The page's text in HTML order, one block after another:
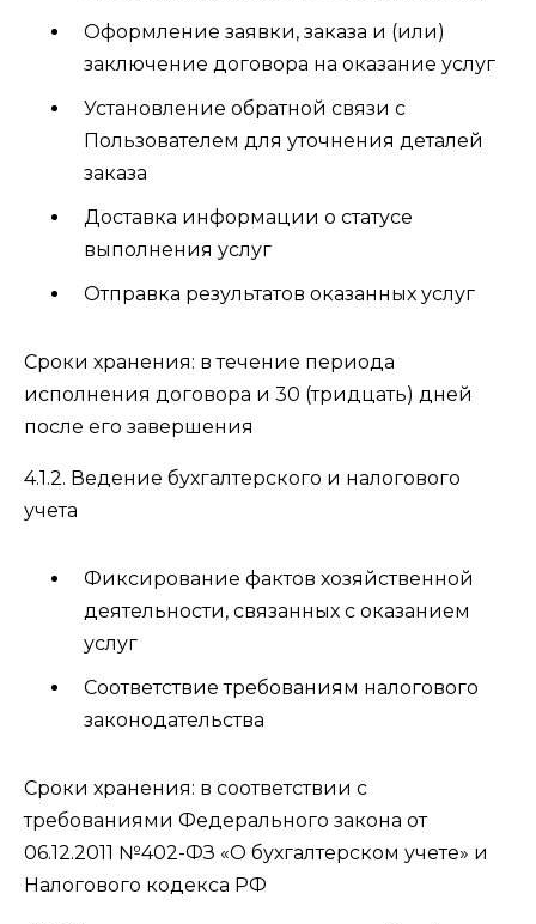
Оформление заявки, заказа и (или)
заключение договора на оказание услуг
Установление обратной связи с
Пользователем для уточнения деталей
заказа
Доставка информации о статусе
выполнения услуг
Отправка результатов оказанных услуг
Сроки хранения: в течение периода
исполнения договора и 30 (тридцать) дней
после его завершения
4.1.2. Ведение бухгалтерского и налогового
учета
Фиксирование фактов хозяйственной
деятельности, связанных с оказанием
услуг
Соответствие требованиям налогового
законодательства
Сроки хранения: в соответствии с
требованиями Федерального закона от
06.12.2011 №402-ФЗ «О бухгалтерском учете» и
Налогового кодекса РФ